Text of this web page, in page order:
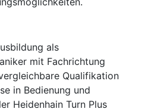
als
mit Fachrichtung
Qualifikation
in Bedienung und
Heidenhain Turn Plus